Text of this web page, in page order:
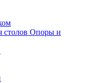
Опоры и